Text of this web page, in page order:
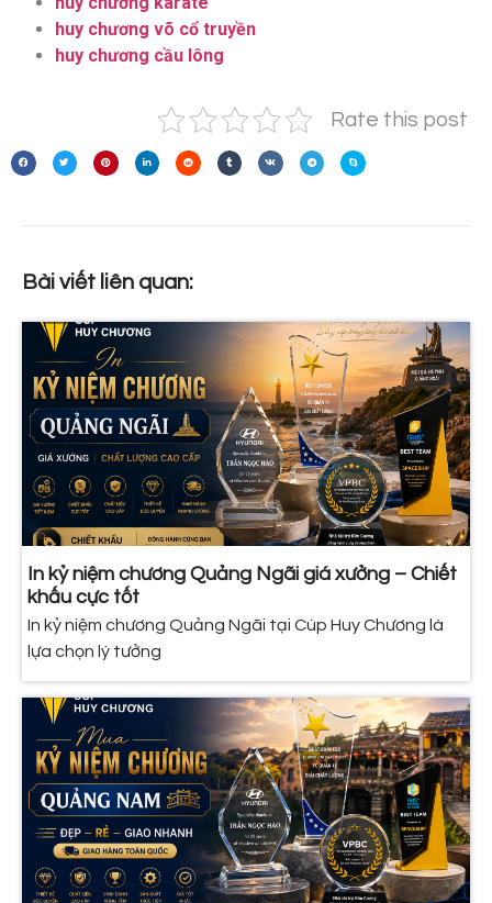
huy chương võ cổ truyền
huy chương cầu lông
Rate this post
Bài viết liên quan:
In kỷ niệm chương Quảng Ngãi giá xưởng – Chiết
khấu cực tốt
In kỷ niệm chương Quảng Ngãi tại Cúp Huy Chương là
lựa chọn lý tưởng